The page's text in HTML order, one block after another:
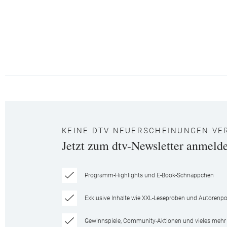
KEINE DTV NEUERSCHEINUNGEN
Jetzt zum dtv-Newsletter
Programm-Highlights und E-Book-Schnäppchen
Exklusive Inhalte wie XXL-Leseproben und
Gewinnspiele, Community-Aktionen und vieles mehr